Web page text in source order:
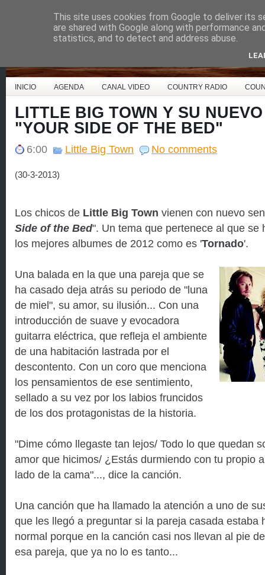
Country Music España
INICIO AGENDA CANAL VIDEO COUNTRY RADIO
LITTLE BIG TOWN Y SU
"YOUR SIDE OF THE BED"
6:00 Little Big Town No comments
(30-3-2013)
Los chicos de Little Big Town vienen con nuevo
Side of the Bed". Un tema que pertenece al que se
los mejores albumes de 2012 como es 'Tornado'.
Una balada en la que una pareja que se
ha casado deja atrás su periodo de "luna
de miel", su amor, su ilusión... Con una
introducción de suave y evocadora
guitarra eléctrica, que refleja el ambiente
de una habitación lastrada por el
descontento. Con un coro que menciona
los pensamientos de ese sentimiento,
sellado a su vez por los labios fruncidos
de los dos protagonistas de la historia.
"Dime cómo llegaste tan lejos/ Todo lo que quedan
amor que hicimos/ ¿Estás durmiendo con tu propio
lado de la cama"..., dice la canción.
Una canción que ha llamado la atención a uno de
que les llegó a preguntar si la pareja casada estaba
normal porque en la canción casi nos llevan al pie
esa pareja, que ya no lo es tanto...
This site uses cookies from Google to deliver its
are shared with Google along with performance
statistics, and to detect and address abuse.